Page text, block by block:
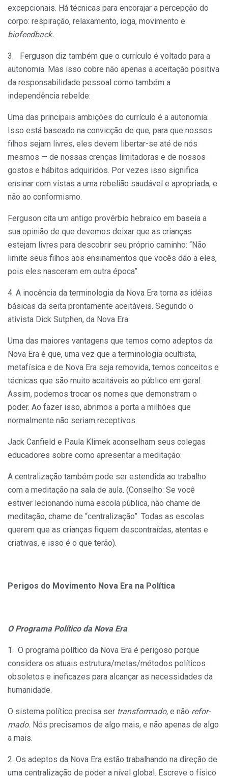
excepcionais. Há técnicas para encorajar a per­cepção do
corpo: respiração, relaxamento, ioga, movi­mento e
biofeedback.
3. Ferguson diz também que o currículo é voltado para a
autonomia. Mas isso cobre não apenas a aceitação positiva
da responsabilidade pessoal como também a
independência rebelde:
Uma das principais ambições do currículo é a autono­mia.
Isso está baseado na convicção de que, para que nossos
filhos sejam livres, eles devem libertar-se até de nós
mesmos — de nossas crenças limitadoras e de nos­sos
gostos e hábitos adquiridos. Por vezes isso significa
ensinar com vistas a uma rebelião saudável e apropriada, e
não ao conformismo.
Ferguson cita um antigo provérbio hebraico em baseia a
sua opinião de que devemos deixar que as crianças
estejam livres para descobrir seu próprio caminho: “Não
limite seus filhos aos ensi­namentos que vocês dão a eles,
pois eles nasceram em outra época”.
4. A inocência da terminologia da Nova Era torna as idéias
básicas da seita prontamente aceitáveis. Segundo o
ativista Dick Sutphen, da Nova Era:
Uma das maiores vantagens que temos como adeptos da
Nova Era é que, uma vez que a terminologia ocultista,
metafísica e de Nova Era seja removida, temos conceitos e
técnicas que são muito aceitáveis ao público em geral.
Assim, podemos trocar os nomes que demonstram o
poder. Ao fazer isso, abrimos a porta a milhões que
normalmente não seriam receptivos.
Jack Canfield e Paula Klimek aconselham seus colegas
educa­dores sobre como apresentar a meditação:
A centralização também pode ser estendida ao trabalho
com a meditação na sala de aula. (Conselho: Se você
estiver lecionando numa escola pública, não chame de
meditação, chame de “centralização”. Todas as escolas
querem que as crianças fiquem descontraídas, atentas e
criativas, e isso é o que terão).
Perigos do Movimento Nova Era na Política
O Programa Político da Nova Era
1. O programa político da Nova Era é perigoso porque
consi­dera os atuais estrutura/metas/métodos políticos
obsoletos e ine­ficazes para alcançar as necessidades da
humanidade.
O sistema político precisa ser transformado, e não refor­
mado. Nós precisamos de algo mais, e não apenas de algo
a mais.
2. Os adeptos da Nova Era estão trabalhando na direção de
uma centralização de poder a nível global. Escreve o físico